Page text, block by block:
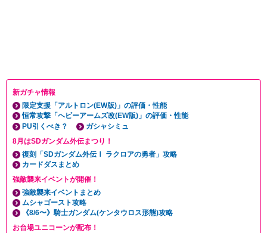
新ガチャ情報
限定支援「アルトロン(EW版)」の評価・性能
恒常攻撃「ヘビーアームズ改(EW版)」の評価・性能
PU引くべき？
ガシャシミュ
8月はSDガンダム外伝まつり！
復刻「SDガンダム外伝Ⅰ ラクロアの勇者」攻略
カードダスまとめ
強敵襲来イベントが開催！
強敵襲来イベントまとめ
ムシャゴースト攻略
《8/6〜》騎士ガンダム(ケンタウロス形態)攻略
お台場ユニコーンが配布！